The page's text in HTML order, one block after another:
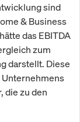
sind
& Business
das EBITDA
zum
darstellt. Diese
Unternehmens
die zu den